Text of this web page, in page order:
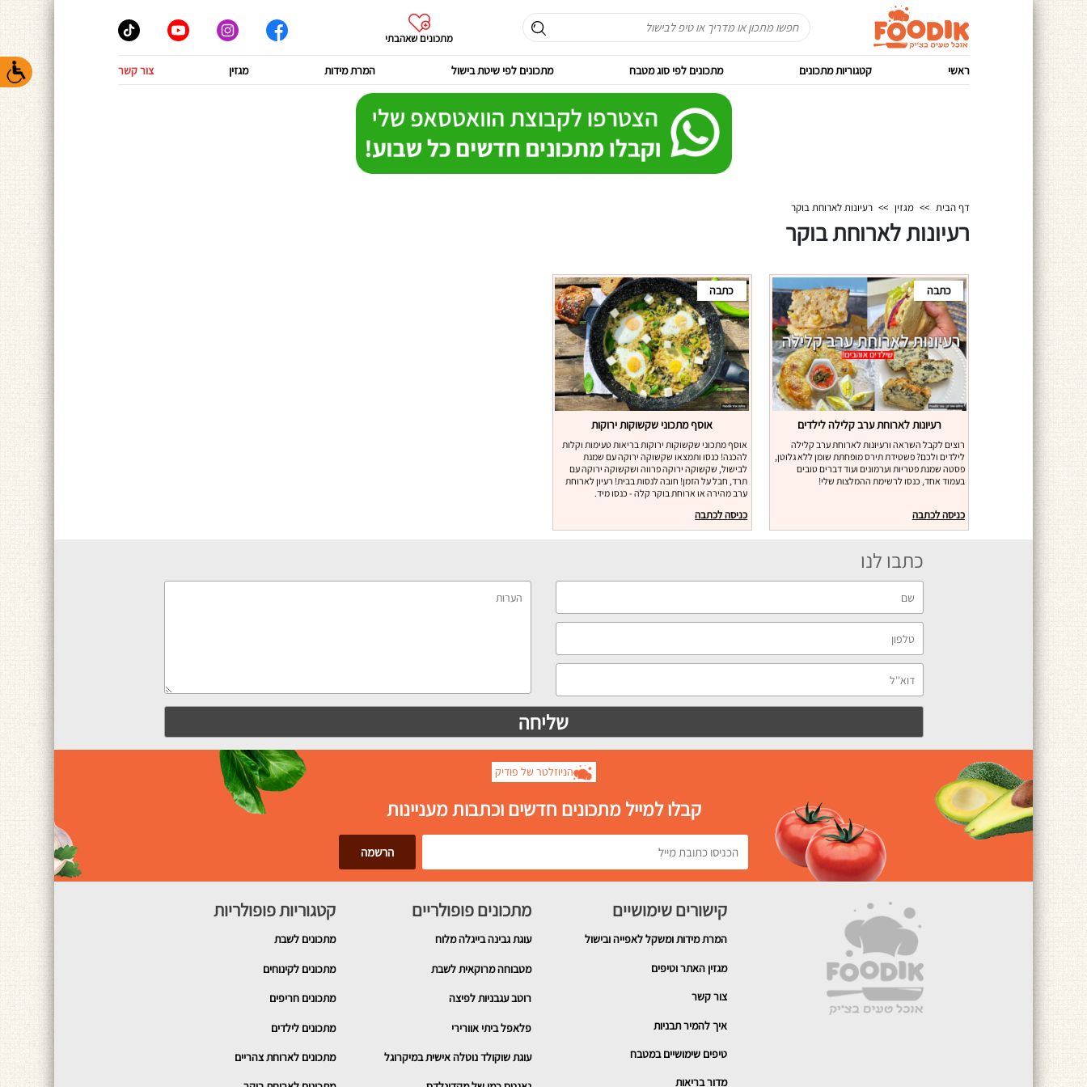
מתכונים שאהבתי
ראשי קטגוריות מתכונים מתכונים לפי סוג מטבח מתכונים לפי שיטת בישול המרת מידות מגזין צור קשר
דף הבית >> מגזין >> רעיונות לארוחת בוקר
רעיונות לארוחת בוקר
רעיונות לארוחת ערב קלילה לילדים
כתבה
רוצים לקבל השראה ורעיונות לארוחת ערב קלילה
לילדים ולכם? פשטידת תירס מופחתת שומן ללא גלוטן,
פסטה שמנת פטריות וערמונים ועוד דברים טובים
בעמוד אחד, כנסו לרשימת ההמלצות שלי!
כניסה לכתבה
אוסף מתכוני שקשוקות ירוקות
כתבה
אוסף מתכוני שקשוקות ירוקות בריאות טעימות וקלות
להכנה! כנסו ותמצאו שקשוקה ירוקה עם שמנת
לבישול, שקשוקה ירוקה פרווה ושקשוקה ירוקה עם
תרד, חבל על הזמן! חובה לנסות בבית! רעיון לארוחת
ערב מהירה או ארוחת בוקר קלה - כנסו מיד.
כניסה לכתבה
כתבו לנו
הניוזלטר של פודיק
קבלו למייל מתכונים חדשים וכתבות מעניינות
קישורים שימושיים
המרת מידות ומשקל לאפייה ובישול
מגזין האתר וטיפים
צור קשר
איך להמיר תבניות
טיפים שימושיים במטבח
מדור בריאות
מתכונים פופולריים
עוגת גבינה בייגלה מלוח
מטבוחה מרוקאית לשבת
רוטב עגבניות לפיצה
פלאפל ביתי אוורירי
עוגת שוקולד נוטלה אישית במיקרוגל
קטגוריות פופולריות
מתכונים לשבת
מתכונים לקינוחים
מתכונים חריפים
מתכונים לילדים
מתכונים לארוחת צהריים